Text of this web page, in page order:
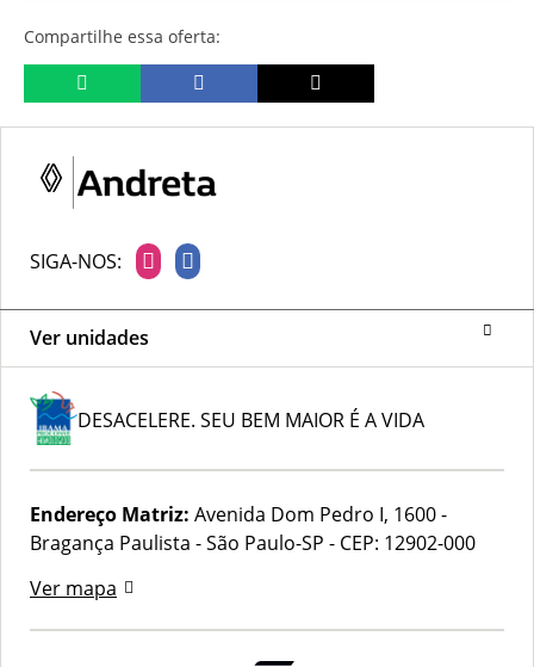
Compartilhe essa oferta:
Ver unidades
SIGA-NOS:
DESACELERE. SEU BEM MAIOR É A VIDA
Endereço Matriz: Avenida Dom Pedro I, 1600 -
Bragança Paulista - São Paulo-SP - CEP: 12902-000
Ver mapa